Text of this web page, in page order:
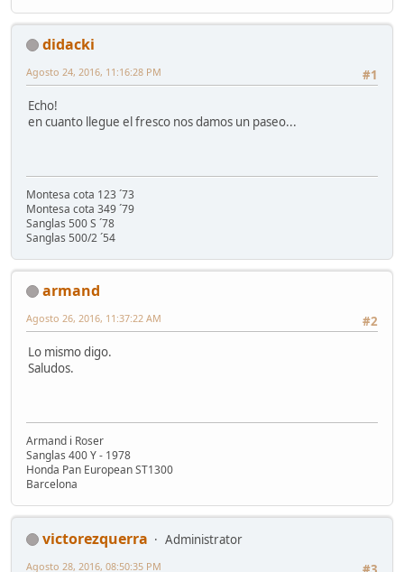
didacki
#1
Agosto 24, 2016, 11:16:28 PM
Echo!
en cuanto llegue el fresco nos damos un paseo...
Montesa cota 123 ´73
Montesa cota 349 ´79
Sanglas 500 S ´78
Sanglas 500/2 ´54
armand
#2
Agosto 26, 2016, 11:37:22 AM
Lo mismo digo.
Saludos.
Armand i Roser
Sanglas 400 Y - 1978
Honda Pan European ST1300
Barcelona
victorezquerra
Administrator
Agosto 28, 2016, 08:50:35 PM